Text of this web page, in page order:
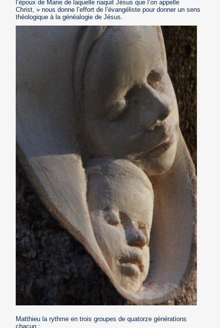
l’époux de Marie de laquelle naquit Jésus que l’on appelle
Christ, » nous donne l’effort de l’évangéliste pour donner un sens
théologique à la généalogie de Jésus.
Matthieu la rythme en trois groupes de quatorze générations
chacun :